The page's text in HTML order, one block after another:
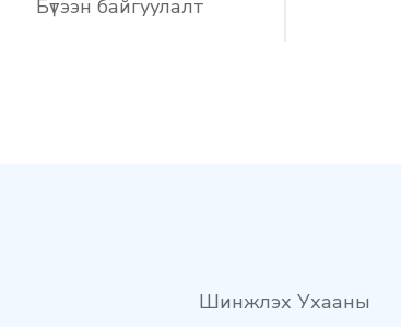
Бүтээн байгуулалт
Шинжлэх Ухааны